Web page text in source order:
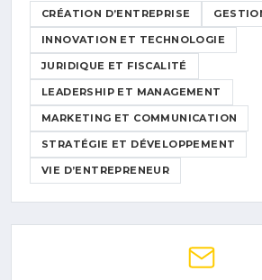
CRÉATION D’ENTREPRISE
INNOVATION ET TECHNOLOGIE
JURIDIQUE ET FISCALITÉ
LEADERSHIP ET MANAGEMENT
MARKETING ET COMMUNICATION
STRATÉGIE ET DÉVELOPPEMENT
VIE D’ENTREPRENEUR